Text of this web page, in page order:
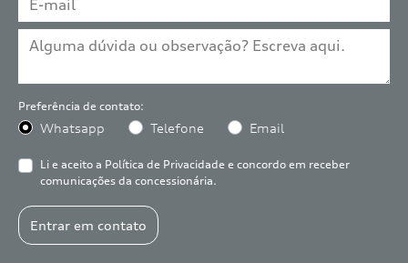
Preferência de contato:
Whatsapp Telefone Email
Li e aceito a Política de Privacidade e concordo em receber
comunicações da concessionária.
Entrar em contato